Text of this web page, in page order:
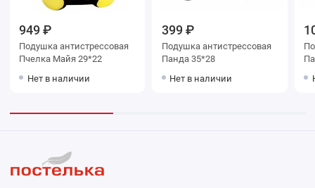
949 ₽
Подушка антистрессовая
Пчелка Майя 29*22
Нет в наличии
399 ₽
Подушка антистрессовая
Панда 35*28
Нет в наличии